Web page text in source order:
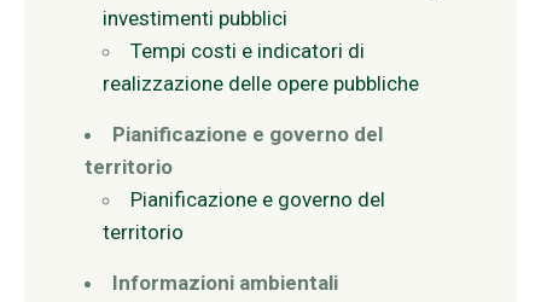
investimenti pubblici
Tempi costi e indicatori di
realizzazione delle opere pubbliche
Pianificazione e governo del
territorio
Pianificazione e governo del
territorio
Informazioni ambientali